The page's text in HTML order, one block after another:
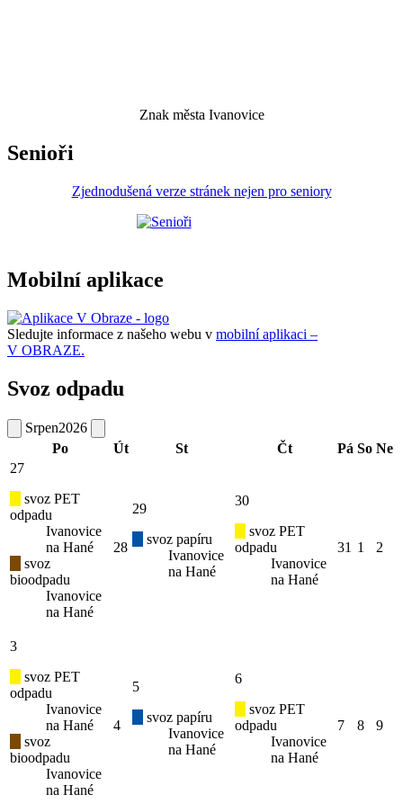
Znak města Ivanovice
Senioři
Zjednodušená verze stránek nejen pro seniory
Mobilní aplikace
Sledujte informace z našeho webu v mobilní aplikaci –
V OBRAZE.
Svoz odpadu
Srpen2026
Po
Út St Čt Pá So Ne
27
svoz PET
odpadu
Ivanovice
na Hané
svoz
bioodpadu
Ivanovice
na Hané
28
29
svoz papíru
Ivanovice
na Hané
30
svoz PET
odpadu
Ivanovice
na Hané
31 1 2
3
svoz PET
odpadu
Ivanovice
na Hané
svoz
bioodpadu
Ivanovice
na Hané
4
5
svoz papíru
Ivanovice
na Hané
6
svoz PET
odpadu
Ivanovice
na Hané
7 8 9